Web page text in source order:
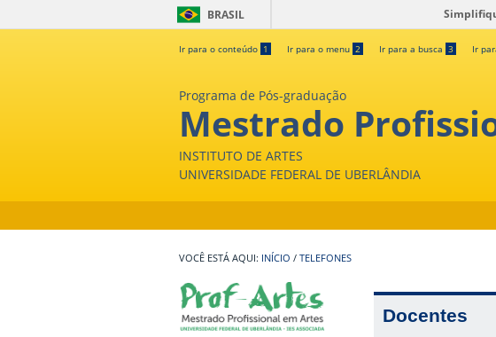
BRASIL
Ir para o conteúdo 1 Ir para o menu 2 Ir para a busca 3 Ir
Programa de Pós-graduação
Mestrado
INSTITUTO DE ARTES
UNIVERSIDADE FEDERAL DE UBERLÂNDIA
INÍCIO / TELEFONES
Docentes